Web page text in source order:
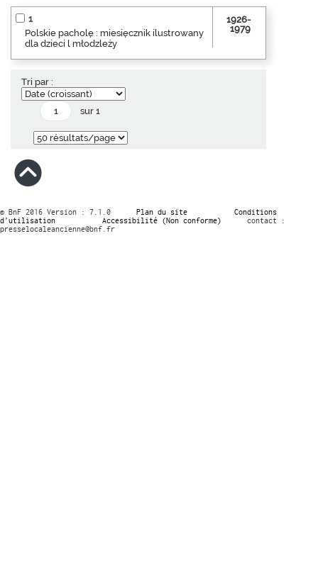
1
Polskie pacholę : miesięcznik ilustrowany
dla dzieci l młodzleży
1926-
1979
Tri par :
sur 1
© BnF 2016 Version : 7.1.0 Plan du site
Conditions
d’utilisation
Accessibilité (Non conforme)
contact :
presselocaleancienne@bnf.fr